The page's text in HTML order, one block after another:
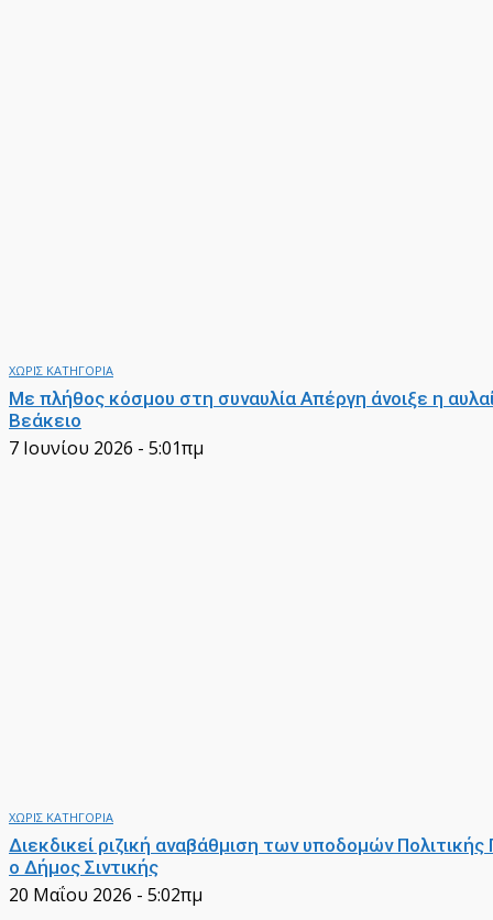
ΧΩΡΙΣ ΚΑΤΗΓΟΡΙΑ
Με πλήθος κόσμου στη συναυλία Απέργη άνοιξε η
Βεάκειο
7 Ιουνίου 2026 - 5:01πμ
ΧΩΡΙΣ ΚΑΤΗΓΟΡΙΑ
Διεκδικεί ριζική αναβάθμιση των υποδομών
ο Δήμος Σιντικής
20 Μαΐου 2026 - 5:02πμ